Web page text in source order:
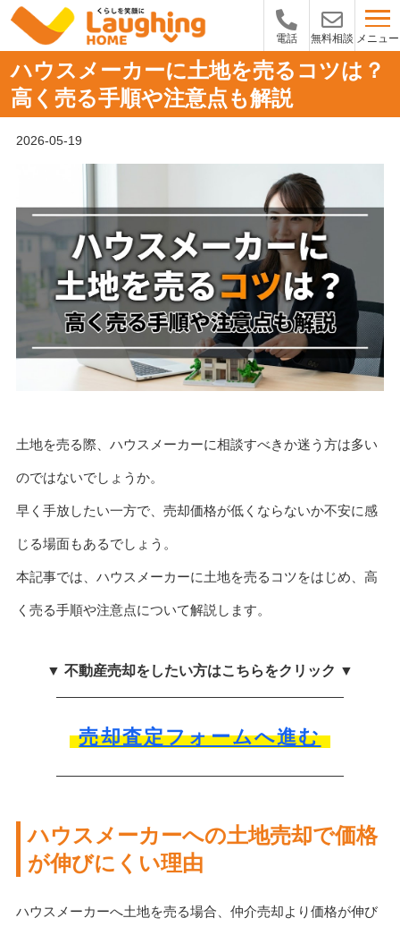
電話 無料相談 メニュー
ハウスメーカーに土地を売るコツは？
高く売る手順や注意点も解説
2026-05-19
土地を売る際、ハウスメーカーに相談すべきか迷う方は多い
のではないでしょうか。
早く手放したい一方で、売却価格が低くならないか不安に感
じる場面もあるでしょう。
本記事では、ハウスメーカーに土地を売るコツをはじめ、高
く売る手順や注意点について解説します。
▼ 不動産売却をしたい方はこちらをクリック ▼
売却査定フォームへ進む
ハウスメーカーへの土地売却で価格
が伸びにくい理由
ハウスメーカーへ土地を売る場合、仲介売却より価格が伸び